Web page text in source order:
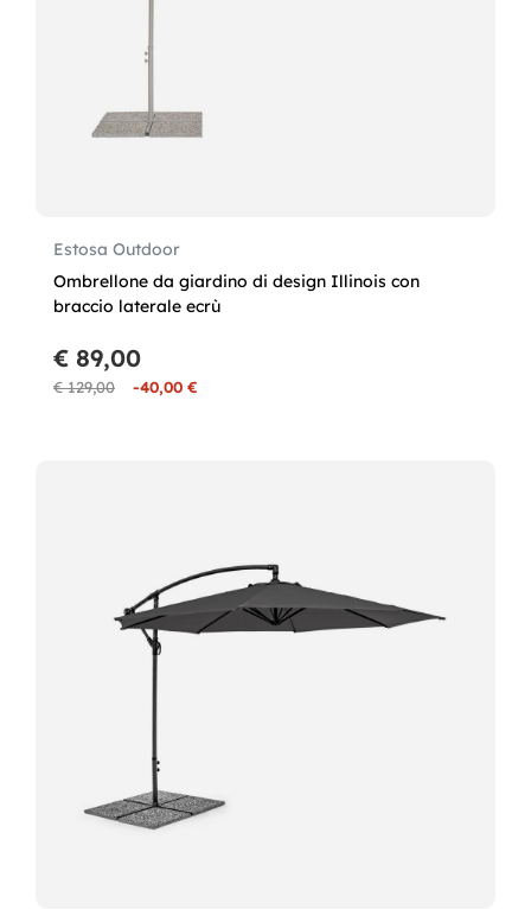
Estosa Outdoor
Ombrellone da giardino di design Illinois con
braccio laterale ecrù
€ 129,00 -40,00 €
€ 89,00